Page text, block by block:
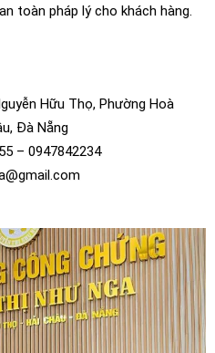
toàn pháp lý cho khách hàng.
Hữu Thọ, Phường Hoà
Đà Nẵng
– 0947842234